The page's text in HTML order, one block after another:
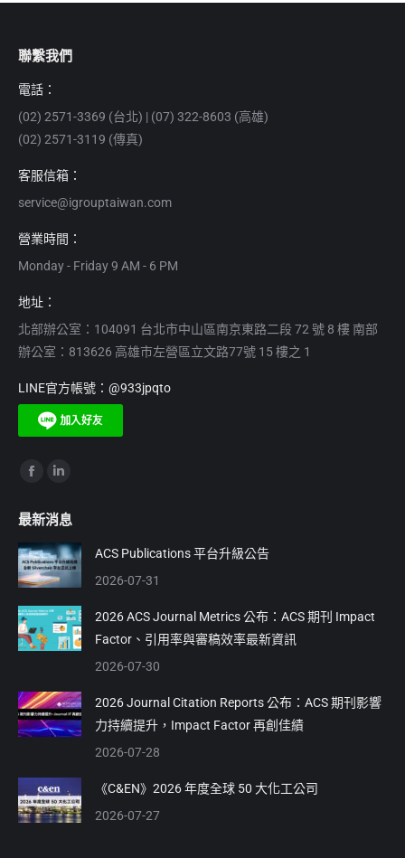
聯繫我們
電話：
(02) 2571-3369 (台北) | (07) 322-8603 (高雄)
(02) 2571-3119 (傳真)
客服信箱：
service@igrouptaiwan.com
營業時間：
Monday - Friday 9 AM - 6 PM
地址：
北部辦公室：104091 台北市中山區南京東路二段 72 號 8 樓 南部
辦公室：813626 高雄市左營區立文路77號 15 樓之 1
LINE官方帳號：@933jpqto
Find us on:
opens
in
new
opens
in
new
最新消息
ACS Publications 平台升級公告
2026-07-31
2026 ACS Journal Metrics 公布：ACS 期刊 Impact
Factor、引用率與審稿效率最新資訊
2026-07-30
2026 Journal Citation Reports 公布：ACS 期刊影響
力持續提升，Impact Factor 再創佳績
2026-07-28
《C&EN》2026 年度全球 50 大化工公司
2026-07-27